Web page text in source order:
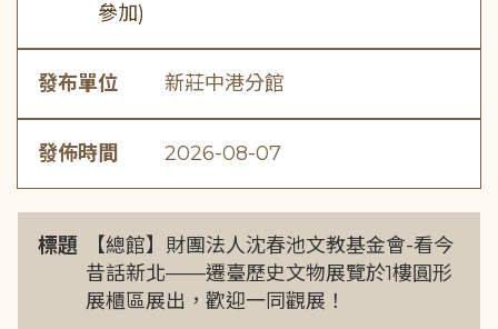
參加)
發布單位 新莊中港分館
發佈時間 2026-08-07
標題
【總館】財團法人沈春池文教基金會-看今
昔話新北——遷臺歷史文物展覽於1樓圓形
展櫃區展出，歡迎一同觀展！